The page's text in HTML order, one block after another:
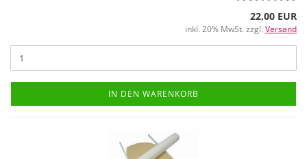
22,00 EUR
inkl. 20% MwSt. zzgl. Versand
IN DEN WARENKORB